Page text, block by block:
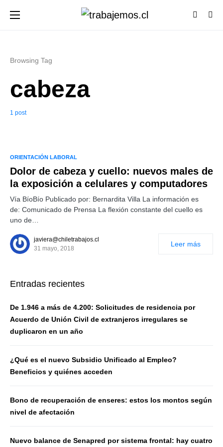
Browsing Tag
cabeza
1 post
ORIENTACIÓN LABORAL
Dolor de cabeza y cuello: nuevos males de
la exposición a celulares y computadores
Vía BíoBío Publicado por: Bernardita Villa La información es
de: Comunicado de Prensa La flexión constante del cuello es
uno de…
javiera@chiletrabajos.cl
31 mayo, 2018
Leer más
Entradas recientes
De 1.946 a más de 4.200: Solicitudes de residencia por
Acuerdo de Unión Civil de extranjeros irregulares se
duplicaron en un año
¿Qué es el nuevo Subsidio Unificado al Empleo?
Beneficios y quiénes acceden
Bono de recuperación de enseres: estos los montos según
nivel de afectación
Nuevo balance de Senapred por sistema frontal: hay cuatro